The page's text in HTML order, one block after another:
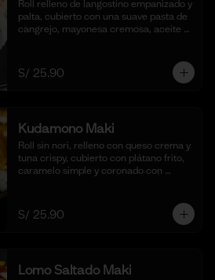
Roll relleno de langostino empanizado y
palta, cubierto con una suave pasta de
cangrejo, mayonesa cremosa, aceite
cortes).
S/ 25.90
Kudamono Maki
Roll sin nori, relleno con queso crema y
tuna crispy, cubierto con plátano frito,
caramelo simple y coronado con
S/ 25.90
Lomo Saltado Maki